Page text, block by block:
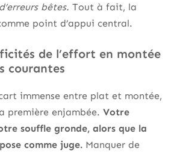
bêtes. Tout à fait, la
point d’appui central.
de l’effort en montée
courantes
immense entre plat et montée,
première enjambée. Votre
souffle gronde, alors que la
comme juge. Manquer de